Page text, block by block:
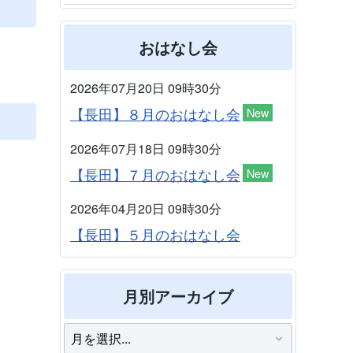
おはなし会
2026年07月20日 09時30分
【長田】８月のおはなし会 New
2026年07月18日 09時30分
【長田】７月のおはなし会 New
2026年04月20日 09時30分
【長田】５月のおはなし会
月別アーカイブ